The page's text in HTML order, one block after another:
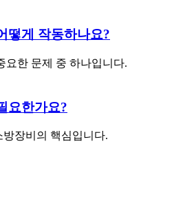
떻게 작동하나요?
요한 문제 중 하나입니다.
요한가요?
장비의 핵심입니다.